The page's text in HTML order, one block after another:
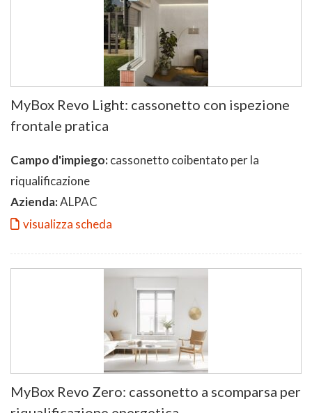
MyBox Revo Light: cassonetto con ispezione
frontale pratica
Campo d'impiego:cassonetto coibentato per la
riqualificazione
Azienda:ALPAC
visualizza scheda
MyBox Revo Zero: cassonetto a scomparsa per